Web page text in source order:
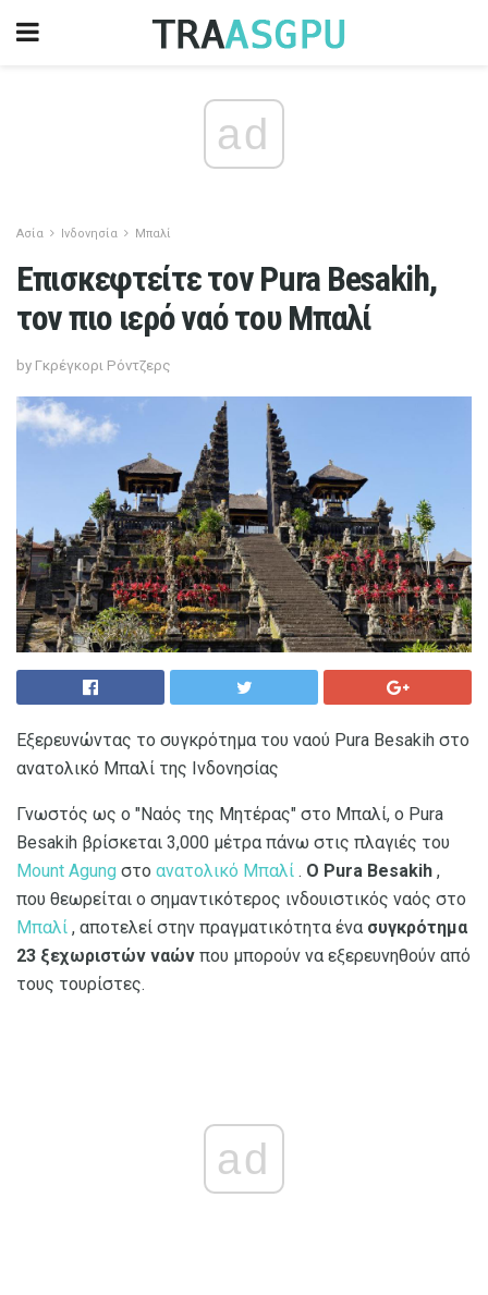
ad
Ασία Ινδονησία Μπαλί
Επισκεφτείτε τον Pura Besakih,
τον πιο ιερό ναό του Μπαλί
by Γκρέγκορι Ρόντζερς
Εξερευνώντας το συγκρότημα του ναού Pura Besakih στο
ανατολικό Μπαλί της Ινδονησίας
Γνωστός ως ο "Ναός της Μητέρας" στο Μπαλί, ο Pura
Besakih βρίσκεται 3,000 μέτρα πάνω στις πλαγιές του
Mount Agung στο ανατολικό Μπαλί . Ο Pura Besakih ,
που θεωρείται ο σημαντικότερος ινδουιστικός ναός στο
Μπαλί , αποτελεί στην πραγματικότητα ένα συγκρότημα
23 ξεχωριστών ναών που μπορούν να εξερευνηθούν από
τους τουρίστες.
ad